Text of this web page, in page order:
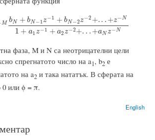
M bN + bN−1z−1 + bN−2z−2 +. . . +z−N
1 + a1z−1 + a2z−2+. . . +aN z−N
N +bN−1z−1+bN−2z−2+...+z−N1+a1z−1+a
фаза, M и N са неотрицателни цели
спрегнатото число на a1, b2 е
на a2 и така нататък. В сферата на
0 или ϕ = π.
English